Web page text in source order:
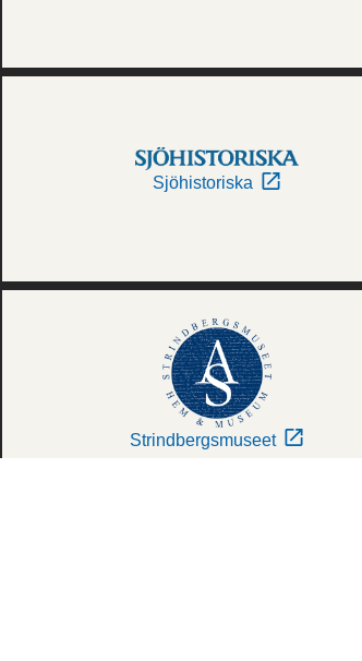
Sjöhistoriska
Strindbergsmuseet